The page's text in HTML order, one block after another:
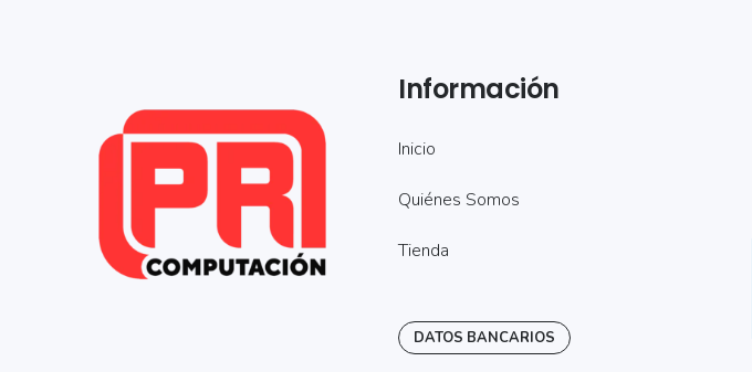
Información
Inicio
Quiénes Somos
Tienda
DATOS BANCARIOS